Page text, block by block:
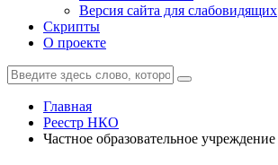
Версия сайта для слабовидящих
Скрипты
О проекте
Главная
Реестр НКО
Частное образовательное учреждение